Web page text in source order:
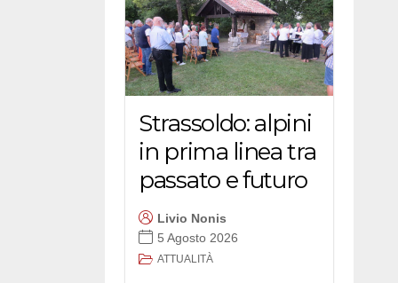
Strassoldo: alpini
in prima linea tra
passato e futuro
Livio Nonis
5 Agosto 2026
ATTUALITÀ